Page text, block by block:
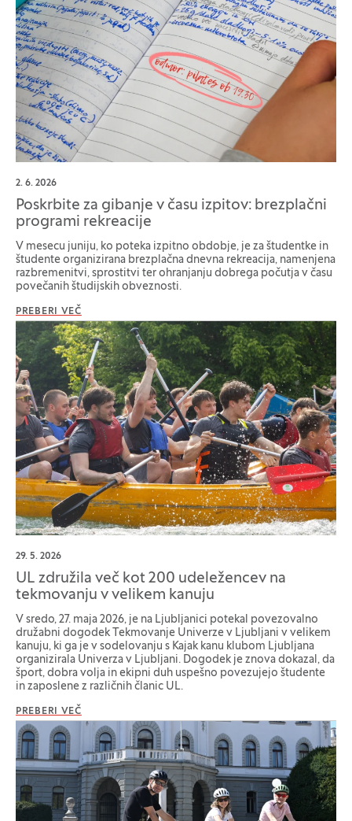
2. 6. 2026
Poskrbite za gibanje v času izpitov: brezplačni
programi rekreacije
V mesecu juniju, ko poteka izpitno obdobje, je za študentke in
študente organizirana brezplačna dnevna rekreacija, namenjena
razbremenitvi, sprostitvi ter ohranjanju dobrega počutja v času
povečanih študijskih obveznosti.
PREBERI VEČ
29. 5. 2026
UL združila več kot 200 udeležencev na
tekmovanju v velikem kanuju
V sredo, 27. maja 2026, je na Ljubljanici potekal povezovalno
družabni dogodek Tekmovanje Univerze v Ljubljani v velikem
kanuju, ki ga je v sodelovanju s Kajak kanu klubom Ljubljana
organizirala Univerza v Ljubljani. Dogodek je znova dokazal, da
šport, dobra volja in ekipni duh uspešno povezujejo študente
in zaposlene z različnih članic UL.
PREBERI VEČ